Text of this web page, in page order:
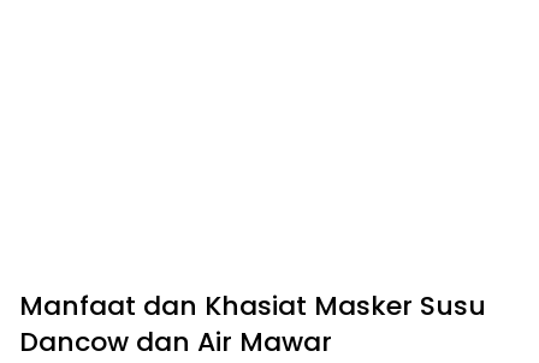
Manfaat dan Khasiat Masker Susu
Dancow dan Air Mawar